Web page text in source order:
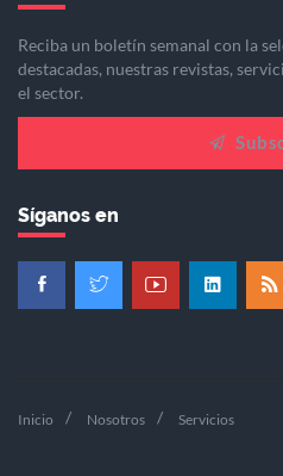
Reciba un boletín semanal con la
destacadas, nuestras revistas,
el sector.
Síganos en
Inicio Nosotros Servicios